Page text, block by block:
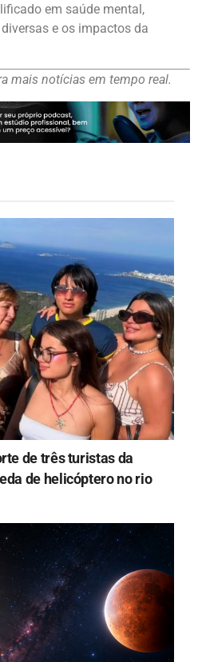
em saúde mental,
e os impactos da
mais notícias em tempo real.
de três turistas da
de helicóptero no rio